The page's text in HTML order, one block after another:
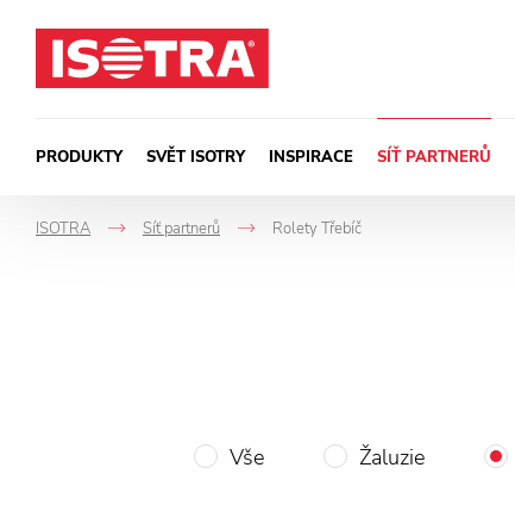
PRODUKTY SVĚT ISOTRY INSPIRACE SÍŤ PARTNERŮ
ISOTRA
->
Síť partnerů Rolety Třebíč
Vše Žaluzie